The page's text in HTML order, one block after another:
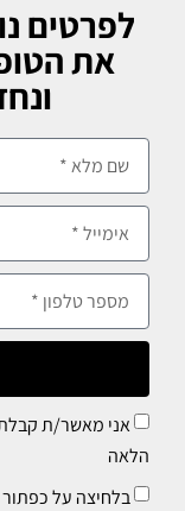
לפרטים
את
אני מאשר/ת קבלת
הלאה
בלחיצה על